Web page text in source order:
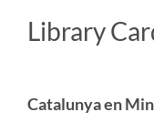
Library
Catalunya en